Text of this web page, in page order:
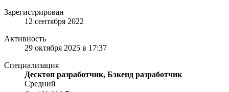
Зарегистрирован
12 сентября 2022
Активность
29 октября 2025 в 17:37
Специализация
Десктоп разработчик, Бэкенд разработчик
Средний